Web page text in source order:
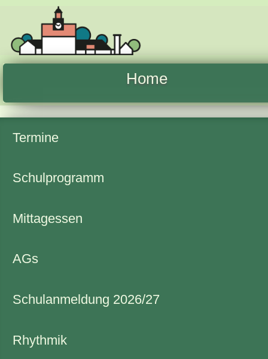
Home
Termine
Schulprogramm
Mittagessen
AGs
Schulanmeldung 2026/27
Rhythmik